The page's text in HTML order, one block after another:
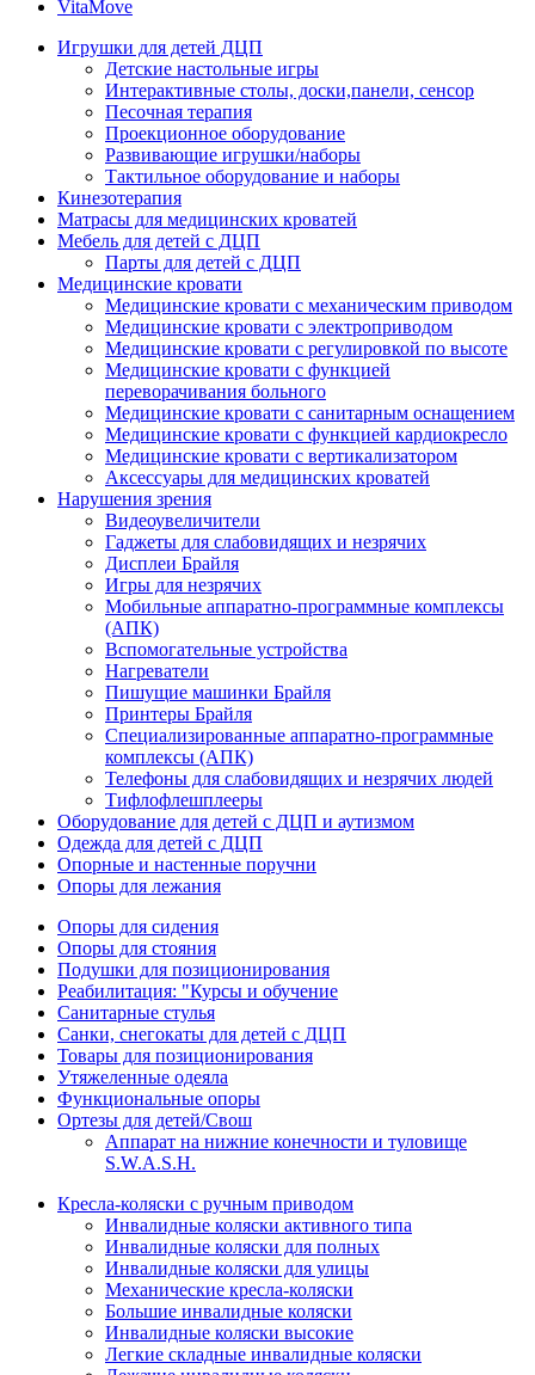
VitaMove
Игрушки для детей ДЦП
Детские настольные игры
Интерактивные столы, доски,панели, сенсор
Песочная терапия
Проекционное оборудование
Развивающие игрушки/наборы
Тактильное оборудование и наборы
Кинезотерапия
Матрасы для медицинских кроватей
Мебель для детей с ДЦП
Парты для детей с ДЦП
Медицинские кровати
Медицинские кровати с механическим приводом
Медицинские кровати с электроприводом
Медицинские кровати с регулировкой по высоте
Медицинские кровати с функцией
переворачивания больного
Медицинские кровати с санитарным оснащением
Медицинские кровати с функцией кардиокресло
Медицинские кровати с вертикализатором
Аксессуары для медицинских кроватей
Нарушения зрения
Видеоувеличители
Гаджеты для слабовидящих и незрячих
Дисплеи Брайля
Игры для незрячих
Мобильные аппаратно-программные комплексы
(АПК)
Вспомогательные устройства
Нагреватели
Пишущие машинки Брайля
Принтеры Брайля
Специализированные аппаратно-программные
комплексы (АПК)
Телефоны для слабовидящих и незрячих людей
Тифлофлешплееры
Оборудование для детей с ДЦП и аутизмом
Одежда для детей с ДЦП
Опорные и настенные поручни
Опоры для лежания
Опоры для сидения
Опоры для стояния
Подушки для позиционирования
Реабилитация: "Курсы и обучение
Санитарные стулья
Санки, снегокаты для детей с ДЦП
Товары для позиционирования
Утяжеленные одеяла
Функциональные опоры
Ортезы для детей/Свош
Аппарат на нижние конечности и туловище
S.W.A.S.H.
Кресла-коляски с ручным приводом
Инвалидные коляски активного типа
Инвалидные коляски для полных
Инвалидные коляски для улицы
Механические кресла-коляски
Большие инвалидные коляски
Инвалидные коляски высокие
Легкие складные инвалидные коляски